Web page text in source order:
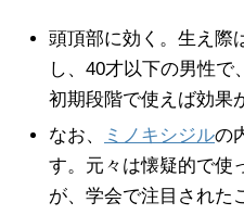
頭頂部に効く。生え際
し、40才以下の男性
初期段階で使えば効果
なお、
ミノキシジルの
す。元々は懐疑的で使
が、学会で注目された